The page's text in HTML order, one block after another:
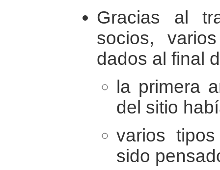
Gracias al
socios,
dados al final
la primera
del sitio
varios
sido